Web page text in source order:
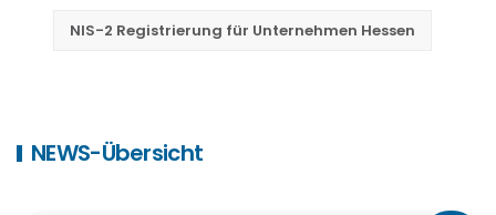
NIS-2 Registrierung für Unternehmen Hessen
NEWS-Übersicht